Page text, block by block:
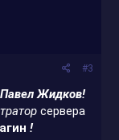
#3
Жидков!
сервера
!